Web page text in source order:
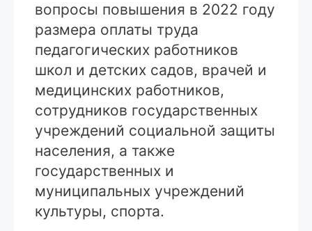
вопросы повышения в 2022 году
размера оплаты труда
педагогических работников
школ и детских садов, врачей и
медицинских работников,
сотрудников государственных
учреждений социальной защиты
населения, а также
государственных и
муниципальных учреждений
культуры, спорта.